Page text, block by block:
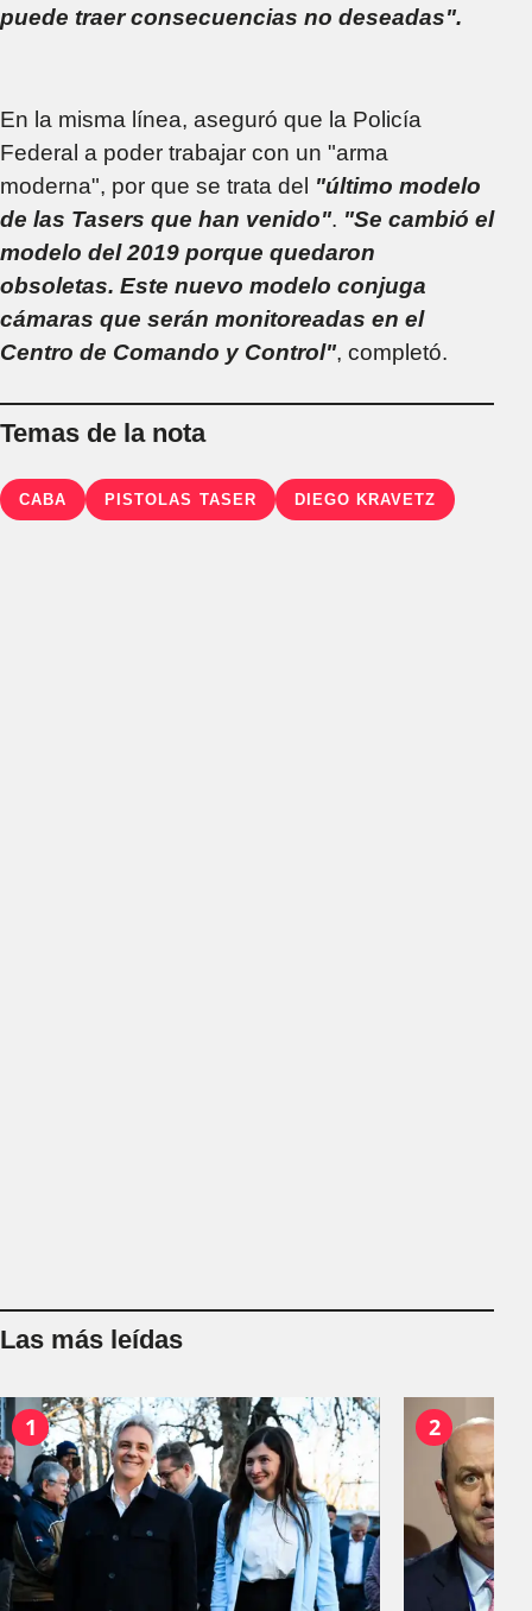
puede traer consecuencias no deseadas".
En la misma línea, aseguró que la Policía
Federal a poder trabajar con un "arma
moderna", por que se trata del "último modelo
de las Tasers que han venido". "Se cambió el
modelo del 2019 porque quedaron
obsoletas. Este nuevo modelo conjuga
cámaras que serán monitoreadas en el
Centro de Comando y Control", completó.
Temas de la nota
CABA PISTOLAS TASER DIEGO KRAVETZ
Las más leídas
1 2